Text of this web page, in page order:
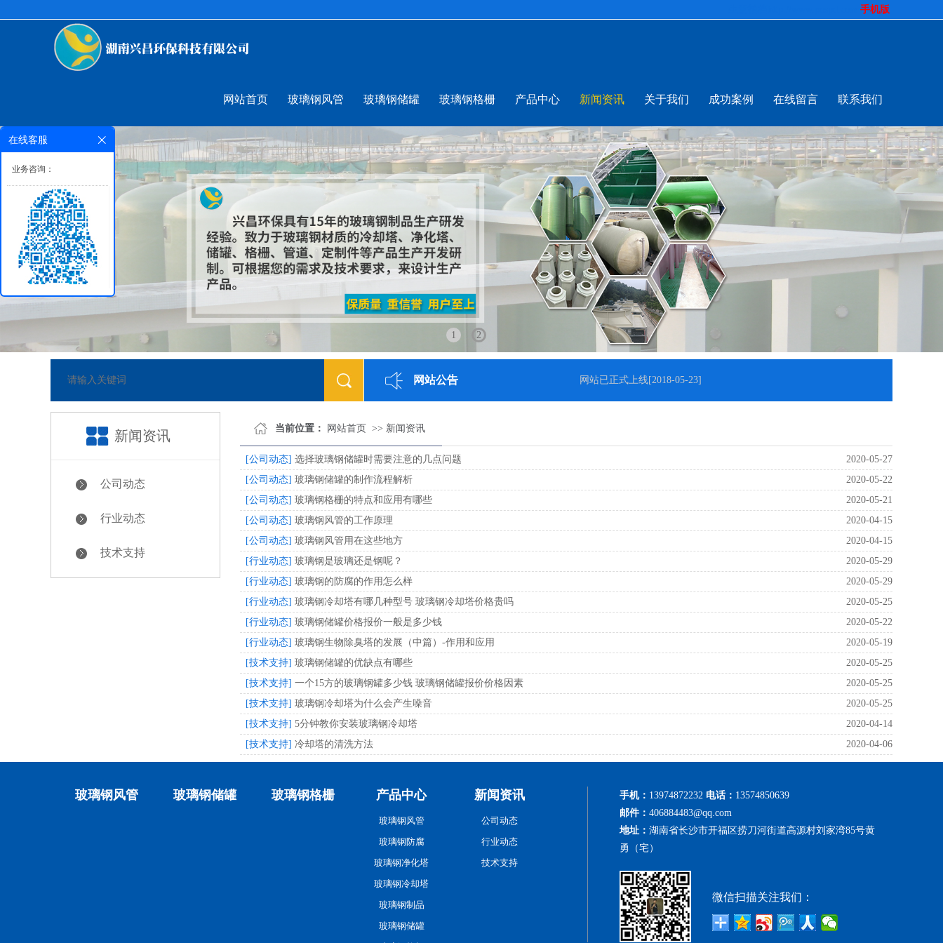
手机版
网站首页 玻璃钢风管 玻璃钢储罐 玻璃钢格栅 产品中心 新闻资讯 关于我们 成功案例 在线留言 联系我们
1 2
网站公告
[2018-05-23] 网站已正式上线[2018-05-23]
新闻资讯
公司动态
行业动态
技术支持
当前位置： 网站首页 >> 新闻资讯
2020-05-27
[公司动态] 选择玻璃钢储罐时需要注意的几点问题
2020-05-22
[公司动态] 玻璃钢储罐的制作流程解析
2020-05-21
[公司动态] 玻璃钢格栅的特点和应用有哪些
2020-04-15
[公司动态] 玻璃钢风管的工作原理
2020-04-15
[公司动态] 玻璃钢风管用在这些地方
2020-05-29
[行业动态] 玻璃钢是玻璃还是钢呢？
2020-05-29
[行业动态] 玻璃钢的防腐的作用怎么样
2020-05-25
[行业动态] 玻璃钢冷却塔有哪几种型号 玻璃钢冷却塔价格贵吗
2020-05-22
[行业动态] 玻璃钢储罐价格报价一般是多少钱
2020-05-19
[行业动态] 玻璃钢生物除臭塔的发展（中篇）-作用和应用
2020-05-25
[技术支持] 玻璃钢储罐的优缺点有哪些
2020-05-25
[技术支持] 一个15方的玻璃钢罐多少钱 玻璃钢储罐报价价格因素
2020-05-25
[技术支持] 玻璃钢冷却塔为什么会产生噪音
2020-04-14
[技术支持] 5分钟教你安装玻璃钢冷却塔
2020-04-06
[技术支持] 冷却塔的清洗方法
玻璃钢风管 玻璃钢储罐 玻璃钢格栅 产品中心
玻璃钢风管
玻璃钢防腐
玻璃钢净化塔
玻璃钢冷却塔
玻璃钢制品
玻璃钢储罐
新闻资讯
公司动态
行业动态
技术支持
手机： 13974872232 电话： 13574850639
邮件： 406884483@qq.com
地址： 湖南省长沙市开福区捞刀河街道高源村刘家湾85号黄
勇（宅）
微信扫描关注我们：
在线客服
业务咨询：